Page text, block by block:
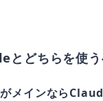
どちらを使う
メインなら